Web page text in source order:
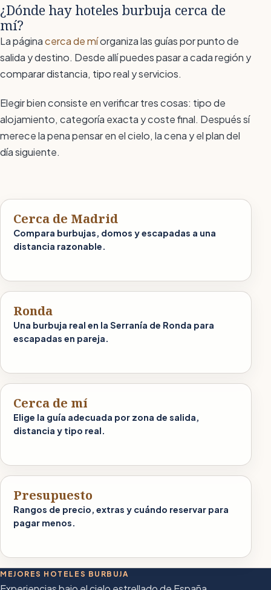
¿Dónde hay hoteles burbuja cerca de
mí?
La páginacerca de míorganiza las guías por punto de
salida y destino. Desde allí puedes pasar a cada región y
comparar distancia, tipo real y servicios.
Elegir bien consiste en verificar tres cosas: tipo de
alojamiento, categoría exacta y coste final. Después sí
merece la pena pensar en el cielo, la cena y el plan del
día siguiente.
Cerca de Madrid
Compara burbujas, domos y escapadas a una
distancia razonable.
Ronda
Una burbuja real en la Serranía de Ronda para
escapadas en pareja.
Cerca de mí
Elige la guía adecuada por zona de salida,
distancia y tipo real.
Presupuesto
Rangos de precio, extras y cuándo reservar para
pagar menos.
MEJORES HOTELES BURBUJA